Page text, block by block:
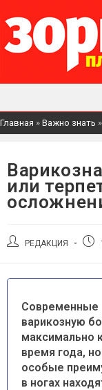
Главная » Важно знать »
или
РЕДАКЦИЯ
Современные
варикозную
максимально
время года,
особые
в ногах